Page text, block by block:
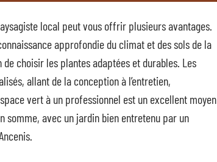
local peut vous offrir plusieurs avantages.
approfondie du climat et des sols de la
choisir les plantes adaptées et durables. Les
allant de la conception à l’entretien,
vert à un professionnel est un excellent moyen
somme, avec un jardin bien entretenu par un